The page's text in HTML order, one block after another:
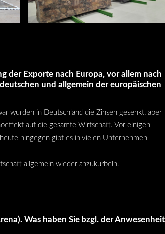
der Exporte nach Europa, vor allem nach
und allgemein der europäischen
wurden in Deutschland die Zinsen gesenkt, aber
auf die gesamte Wirtschaft. Vor einigen
hingegen gibt es in vielen Unternehmen
allgemein wieder anzukurbeln.
). Was haben Sie bzgl. der Anwesenheit